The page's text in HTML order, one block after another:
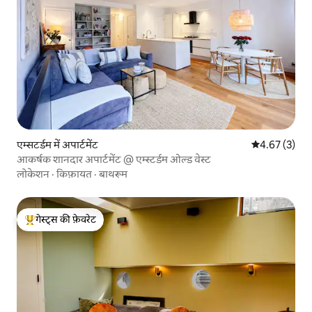
एम्सटर्डम में अपार्टमेंट औसत रेटिंग 5 में
4.67 (3)
आकर्षक शानदार अपार्टमेंट @ एम्स्टर्डम ओल्ड वेस्ट
लोकेशन ·किफ़ायत ·बाथरूम
गेस्ट्स का टॉप फ़ेवरेट
गेस्ट्स की फ़ेवरेट